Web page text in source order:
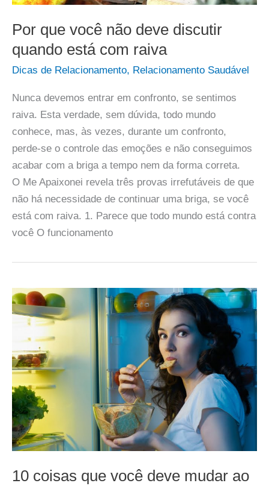
Por que você não deve discutir
quando está com raiva
Dicas de Relacionamento, Relacionamento Saudável
Nunca devemos entrar em confronto, se sentimos
raiva. Esta verdade, sem dúvida, todo mundo
conhece, mas, às vezes, durante um confronto,
perde-se o controle das emoções e não conseguimos
acabar com a briga a tempo nem da forma correta.
O Me Apaixonei revela três provas irrefutáveis de que
não há necessidade de continuar uma briga, se você
está com raiva. 1. Parece que todo mundo está contra
você O funcionamento
10 coisas que você deve mudar ao